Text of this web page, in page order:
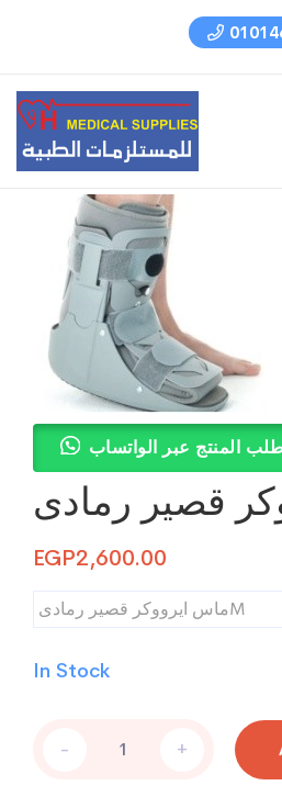
المنتج عبر الواتساب
EGP2,600.00
ماس ايرووكر قصير رمادىM
In Stock
ايرووكر
- +